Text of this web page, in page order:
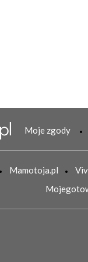
Moje zgody
Mamotoja.pl